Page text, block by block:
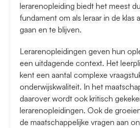
lerarenopleiding biedt het meest
fundament om als leraar in de klas
gaan en te blijven.
Lerarenopleidingen geven hun
een uitdagende context. Het
kent een aantal complexe
onderwijskwaliteit. In het
daarover wordt ook kritisch
lerarenopleidingen. Ook de
de maatschappelijke vragen aan